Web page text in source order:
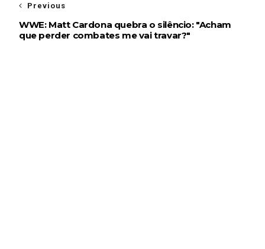
Previous
WWE: Matt Cardona quebra o silêncio: "Acham
que perder combates me vai travar?"